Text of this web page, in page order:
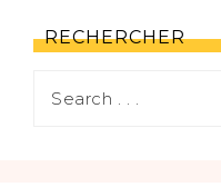
RECHERCHER